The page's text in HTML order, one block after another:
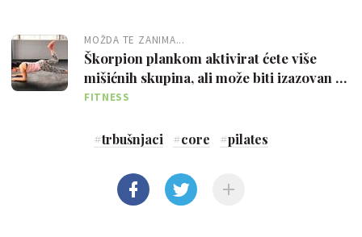
MOŽDA TE ZANIMA...
Škorpion plankom aktivirat ćete više
mišićnih skupina, ali može biti izazovan za
početnika
FITNESS
#trbušnjaci #core #pilates